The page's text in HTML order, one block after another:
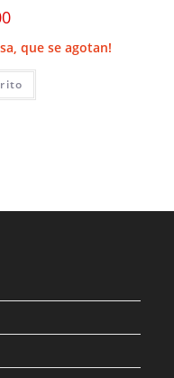
El
precio
es:que se agotan!